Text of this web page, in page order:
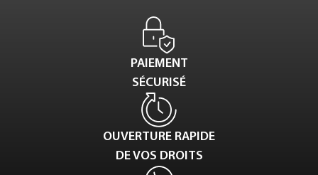
PAIEMENT
SÉCURISÉ
OUVERTURE RAPIDE
DE VOS DROITS